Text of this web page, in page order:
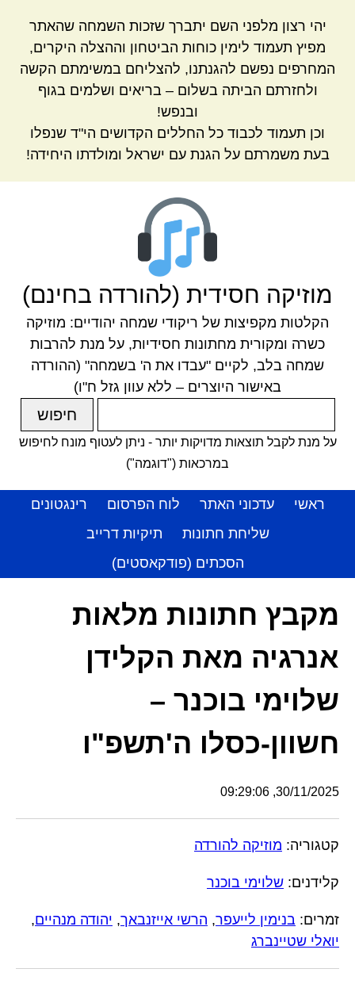
יהי רצון מלפני השם יתברך שזכות השמחה שהאתר
מפיץ תעמוד לימין כוחות הביטחון וההצלה היקרים,
המחרפים נפשם להגנתנו, להצליחם במשימתם הקשה
ולחזרתם הביתה בשלום – בריאים ושלמים בגוף
ובנפש!
וכן תעמוד לכבוד כל החללים הקדושים הי"ד שנפלו
בעת משמרתם על הגנת עם ישראל ומולדתו היחידה!
מוזיקה חסידית (להורדה בחינם)
הקלטות מקפיצות של ריקודי שמחה יהודיים: מוזיקה
כשרה ומקורית מחתונות חסידיות, על מנת להרבות
שמחה בלב, לקיים "עבדו את ה' בשמחה" (ההורדה
באישור היוצרים – ללא עוון גזל ח"ו)
על מנת לקבל תוצאות מדויקות יותר - ניתן לעטוף מונח לחיפוש
במרכאות ("דוגמה")
ראשי עדכוני האתר לוח הפרסום
רינגטונים
שליחת חתונות
תיקיות דרייב
הסכתים (פודקאסטים)
מקבץ חתונות מלאות
אנרגיה מאת הקלידן
שלוימי בוכנר –
חשוון-כסלו ה'תשפ"ו
30/11/2025, 09:29:06
קטגוריה: מוזיקה להורדה
קלידנים: שלוימי בוכנר
זמרים: בנימין לייעפר, הרשי אייזנבאך, יהודה מנהיים,
יואלי שטיינברג